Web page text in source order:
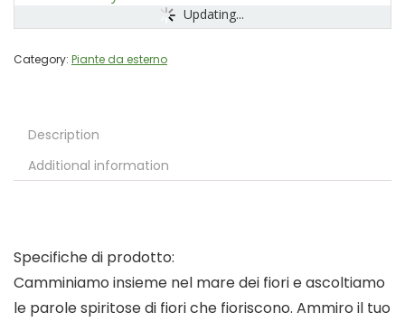
Updating...
Category: Piante da esterno
Description
Additional information
Specifiche di prodotto:
Camminiamo insieme nel mare dei fiori e ascoltiamo
le parole spiritose di fiori che fioriscono. Ammiro il tuo